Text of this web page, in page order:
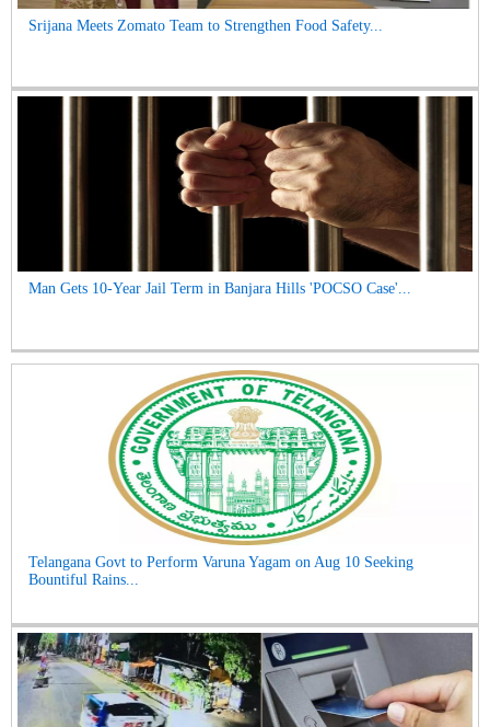
Srijana Meets Zomato Team to Strengthen Food Safety...
Man Gets 10-Year Jail Term in Banjara Hills 'POCSO Case'...
Telangana Govt to Perform Varuna Yagam on Aug 10 Seeking
Bountiful Rains...